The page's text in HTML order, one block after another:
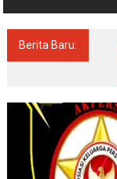
Berita Baru: